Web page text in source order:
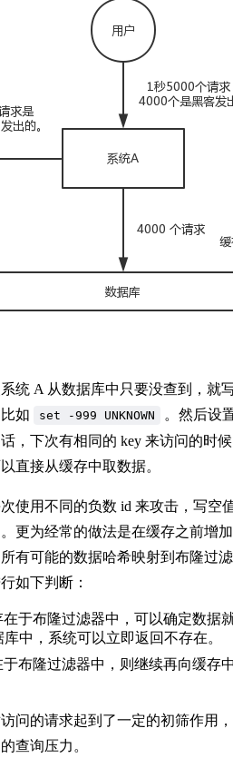
统 A 从数据库中只要没查到，就
如
set -999 UNKNOWN
。然后设
，下次有相同的 key 来访问的时
直接从缓存中取数据。
使用不同的负数 id 来攻击，写空
更为经常的做法是在缓存之前增
有可能的数据哈希映射到布隆过
如下判断：
于布隆过滤器中，可以确定数据
中，系统可以立即返回不存在。
布隆过滤器中，则继续再向缓存
问的请求起到了一定的初筛作用
查询压力。